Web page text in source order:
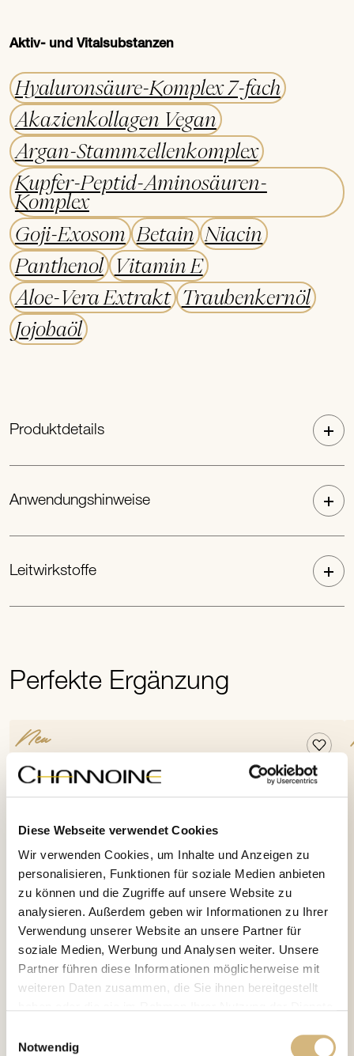
Diese Webseite verwendet Cookies
Wir verwenden Cookies, um Inhalte und Anzeigen zu
personalisieren, Funktionen für soziale Medien anbieten
zu können und die Zugriffe auf unsere Website zu
analysieren. Außerdem geben wir Informationen zu Ihrer
Verwendung unserer Website an unsere Partner für
soziale Medien, Werbung und Analysen weiter. Unsere
Partner führen diese Informationen möglicherweise mit
weiteren Daten zusammen, die Sie ihnen bereitgestellt
Notwendig
Aktiv- und Vitalsubstanzen
Hyaluronsäure-Komplex 7-fach
Akazienkollagen Vegan
Argan-Stammzellenkomplex
Kupfer-Peptid-Aminosäuren-
Komplex
Goji-Exosom
Betain
Niacin
Panthenol
Vitamin E
Aloe-Vera Extrakt
Traubenkernöl
Jojobaöl
Produktdetails
Anwendungshinweise
Leitwirkstoffe
Perfekte Ergänzung
Neu